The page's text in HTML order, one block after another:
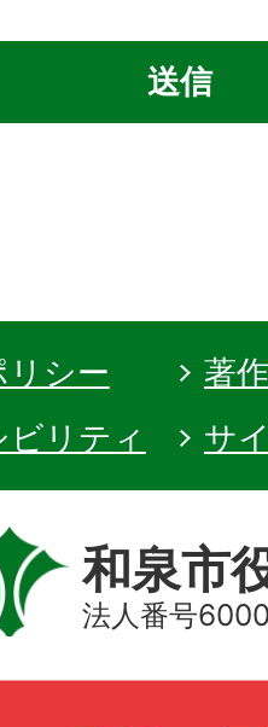
シー
著
リティ
サ
和泉市
法人番号